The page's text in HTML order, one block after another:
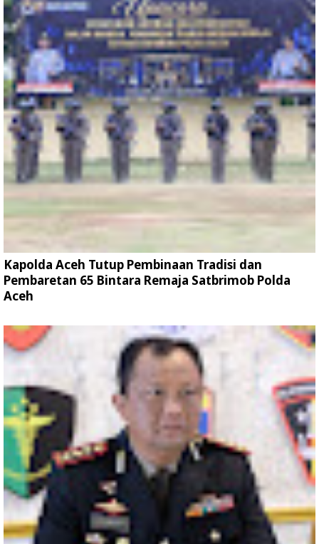
Kapolda Aceh Tutup Pembinaan Tradisi dan
Pembaretan 65 Bintara Remaja Satbrimob Polda
Aceh